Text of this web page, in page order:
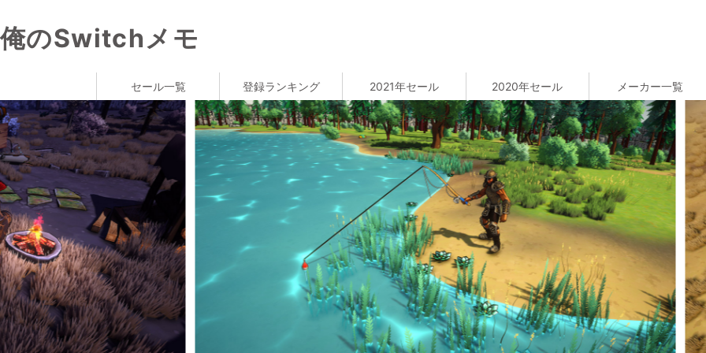
俺のSwitchメモ
セール一覧 登録ランキング 2021年セール 2020年セール メーカー一覧